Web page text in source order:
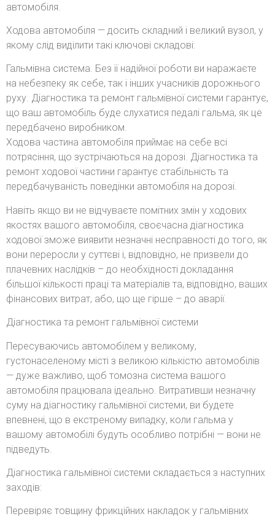
автомобіля.
Ходова автомобіля — досить складний і великий вузол, у
якому слід виділити такі ключові складові:
Гальмівна система. Без її надійної роботи ви наражаєте
на небезпеку як себе, так і інших учасників дорожнього
руху. Діагностика та ремонт гальмівної системи гарантує,
що ваш автомобіль буде слухатися педалі гальма, як це
передбачено виробником.
Ходова частина автомобіля приймає на себе всі
потрясіння, що зустрічаються на дорозі. Діагностика та
ремонт ходової частини гарантує стабільність та
передбачуваність поведінки автомобіля на дорозі.
Навіть якщо ви не відчуваєте помітних змін у ходових
якостях вашого автомобіля, своєчасна діагностика
ходової зможе виявити незначні несправності до того, як
вони переросли у суттєві і, відповідно, не призвели до
плачевних наслідків – до необхідності докладання
більшої кількості праці та матеріалів та, відповідно, ваших
фінансових витрат, або, що ще гірше – до аварії.
Діагностика та ремонт гальмівної системи
Пересуваючись автомобілем у великому,
густонаселеному місті з великою кількістю автомобілів
— дуже важливо, щоб томозна система вашого
автомобіля працювала ідеально. Витративши незначну
суму на діагностику гальмівної системи, ви будете
впевнені, що в екстреному випадку, коли гальма у
вашому автомобілі будуть особливо потрібні — вони не
підведуть.
Діагностика гальмівної системи складається з наступних
заходів:
Перевіряє товщину фрикційних накладок у гальмівних